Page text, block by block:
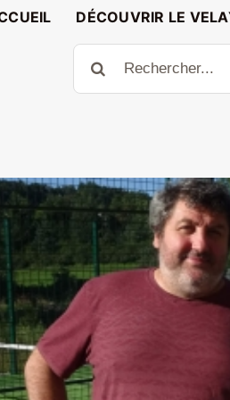
DÉCOUVRIR LE
Rechercher: